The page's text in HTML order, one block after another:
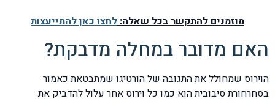
מוזמנים להתקשר בכל שאלה:לחצו כאן להתייעצות
האם מדובר במחלה מדבקת?
הוירוס שמחולל את התגובה של הורטיגו שמתבטאת כאמור
בסחרחורת סיבובית הוא כמו כל וירוס אחר עלול להדביק את